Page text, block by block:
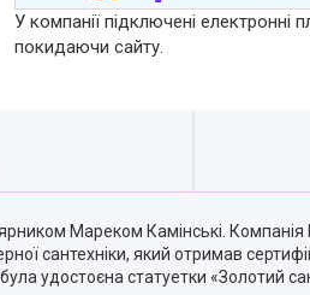
У компанії підключені
покидаючи сайту.
Мареком Камінські. Компанія
сантехніки, який отримав
удостоєна статуетки «Золотий